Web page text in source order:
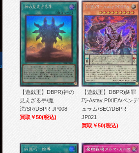
【遊戯王】DBPR)神の
見えざる手/魔
法/SR/DBPR-JP008
買取￥50(税込)
【遊戯王】DBPR)糾罪
巧-Astaγ.PIXIEA/ペンデ
ュラム/SEC/DBPR-
JP021
買取￥50(税込)